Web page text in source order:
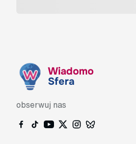
Wiadomo
Sfera
obserwuj nas